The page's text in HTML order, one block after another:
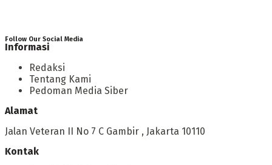
Follow Our Social Media
Informasi
Redaksi
Tentang Kami
Pedoman Media Siber
Alamat
Jalan Veteran II No 7 C Gambir , Jakarta 10110
Kontak